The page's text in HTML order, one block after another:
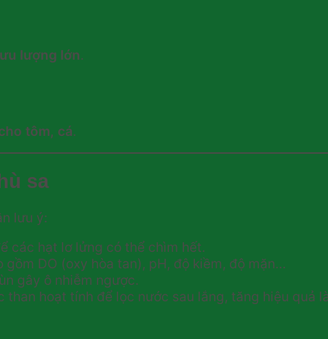
lượng lớn.
tôm, cá.
sa
lưu ý:
các hạt lơ lửng có thể chìm hết.
gồm DO (oxy hòa tan), pH, độ kiềm, độ mặn…
gây ô nhiễm ngược.
than hoạt tính để lọc nước sau lắng, tăng hiệu quả